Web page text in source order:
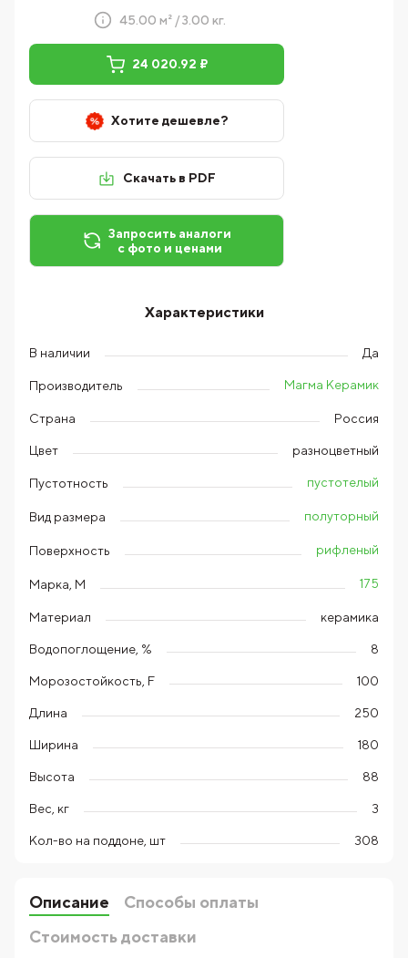
45.00 м² / 3.00 кг.
24 020.92 ₽
Хотите дешевле?
Скачать в PDF
Запросить аналоги
с фото и ценами
Характеристики
В наличии Да
Производитель Магма Керамик
Страна Россия
Цвет разноцветный
Пустотность пустотелый
Вид размера полуторный
Поверхность рифленый
Марка, М 175
Материал керамика
Водопоглощение, % 8
Морозостойкость, F 100
Длина 250
Ширина 180
Высота 88
Вес, кг 3
Кол-во на поддоне, шт 308
Описание
Способы оплаты
Стоимость доставки